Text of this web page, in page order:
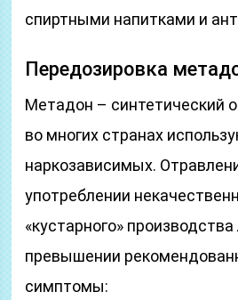
спиртными напитками и
Передозировка
Метадон – синтетический
во многих странах
наркозависимых.
употреблении
«кустарного»
превышении
симптомы: